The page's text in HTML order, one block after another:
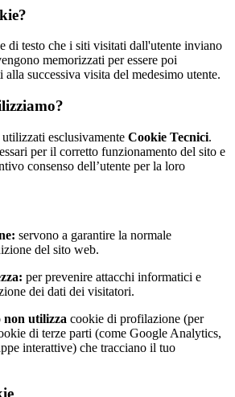
di testo che i siti visitati dall'utente inviano
memorizzati per essere poi
alla successiva visita del medesimo utente.
esclusivamente Cookie Tecnici.
per il corretto funzionamento del sito e
consenso dell’utente per la loro
servono a garantire la normale
del sito web.
per prevenire attacchi informatici e
dei dati dei visitatori.
non utilizza cookie di profilazione (per
di terze parti (come Google Analytics,
interattive) che tracciano il tuo